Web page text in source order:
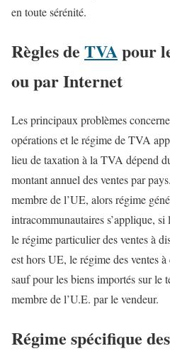
en toute sérénité.
Règles de TVApour
ou par Internet
Les principaux problèmes
opérations et le régime de TVA
lieu de taxation à la TVA dépend
montant annuel des ventes par
membre de l’UE, alors régime
intracommunautaires s’applique,
le régime particulier des ventes à
est hors UE, le régime des ventes à
sauf pour les biens importés sur le
membre de l’U.E. par le vendeur.
Régime spécifique